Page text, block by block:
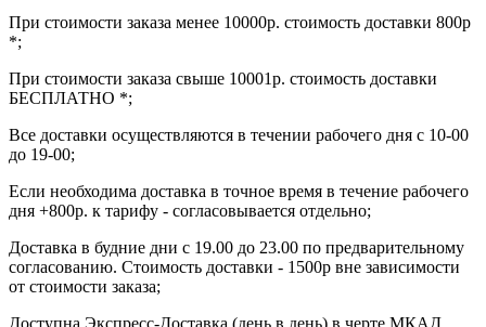
При стоимости заказа менее 10000р. стоимость доставки 800р
*;
При стоимости заказа свыше 10001р. стоимость доставки
БЕСПЛАТНО *;
Все доставки осуществляются в течении рабочего дня с 10-00
до 19-00;
Если необходима доставка в точное время в течение рабочего
дня +800р. к тарифу - согласовывается отдельно;
Доставка в будние дни с 19.00 до 23.00 по предварительному
согласованию. Стоимость доставки - 1500р вне зависимости
от стоимости заказа;
Доступна Экспресс-Доставка (день в день) в черте МКАД